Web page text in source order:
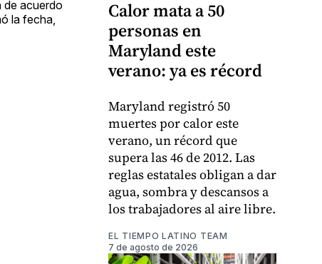
de acuerdo
la fecha,
Calor mata a 50
personas en
Maryland este
verano: ya es récord
Maryland registró 50
muertes por calor este
verano, un récord que
supera las 46 de 2012. Las
reglas estatales obligan a dar
agua, sombra y descansos a
los trabajadores al aire libre.
EL TIEMPO LATINO TEAM
7 de agosto de 2026